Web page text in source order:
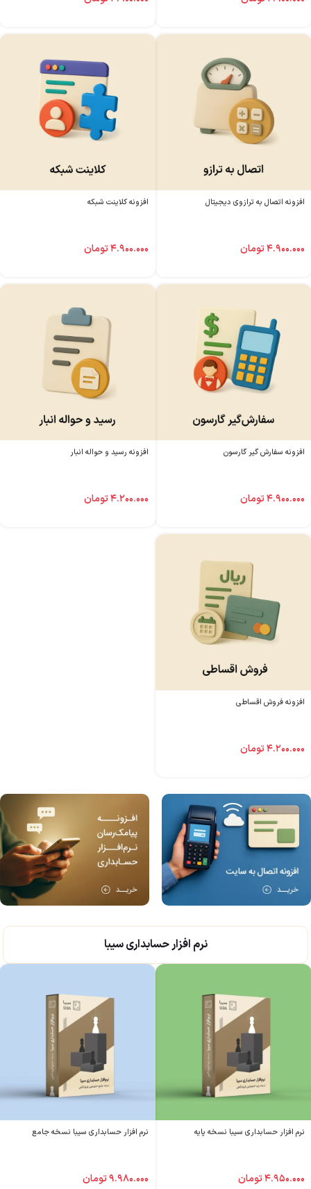
افزونه اتصال به ترازوی دیجیتال
۴.۹۰۰.۰۰۰تومان
افزونه کلاینت شبکه
۴.۹۰۰.۰۰۰تومان
افزونه سفارش گیر گارسون
۴.۹۰۰.۰۰۰تومان
افزونه رسید و حواله انبار
۴.۲۰۰.۰۰۰تومان
افزونه فروش اقساطی
۴.۲۰۰.۰۰۰تومان
نرم افزار حسابداری سیبا
نرم افزار حسابداری سیبا نسخه پایه
۴.۹۵۰.۰۰۰تومان
نرم افزار حسابداری سیبا نسخه جامع
۹.۹۸۰.۰۰۰تومان